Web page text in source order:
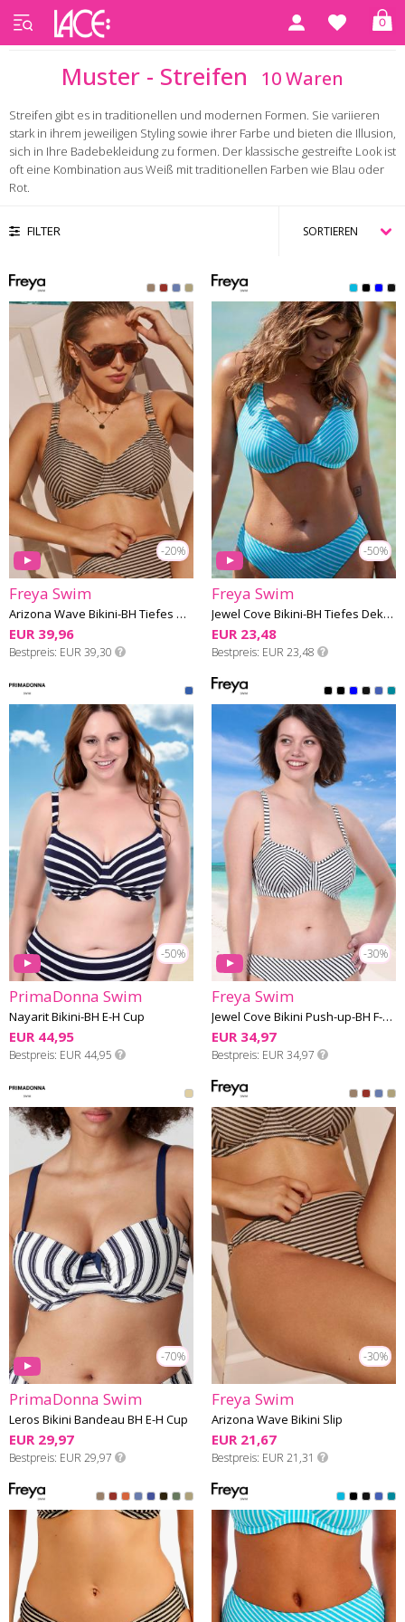
0
Startseite Muster - Streifen
Muster - Streifen 10 Waren
Streifen gibt es in traditionellen und modernen Formen. Sie variieren
stark in ihrem jeweiligen Styling sowie ihrer Farbe und bieten die Illusion,
sich in Ihre Badebekleidung zu formen. Der klassische gestreifte Look ist
oft eine Kombination aus Weiß mit traditionellen Farben wie Blau oder
Rot.
FILTER
-20%
Freya Swim
Arizona Wave Bikini-BH Tiefes Dekolleté G-L Cup
EUR 39,96
Bestpreis EUR 39,30
-50%
Freya Swim
Jewel Cove Bikini-BH Tiefes Dekolleté F-I Cup
EUR 23,48
Bestpreis EUR 23,48
-50%
PrimaDonna Swim
Nayarit Bikini-BH E-H Cup
EUR 44,95
Bestpreis EUR 44,95
-30%
Freya Swim
Jewel Cove Bikini Push-up-BH F-K Cup
EUR 34,97
Bestpreis EUR 34,97
-70%
PrimaDonna Swim
Leros Bikini Bandeau BH E-H Cup
EUR 29,97
Bestpreis EUR 29,97
-30%
Freya Swim
Arizona Wave Bikini Slip
EUR 21,67
Bestpreis EUR 21,31